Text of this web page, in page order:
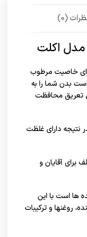
(0)
مدل اکلت
خاصیت مرطوب
بدن شما را به
تعریق محافظت
نتیجه دارای غلظت
برای آقایان و
ها است با این
تفاوت که در ترکیبات آنها از مرطوب کننده، روغن‎ها و ترکیبات